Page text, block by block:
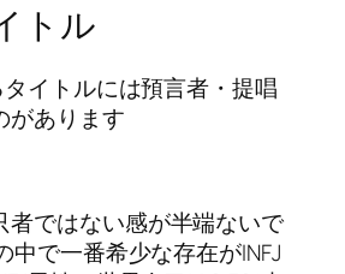
トル
タイトルには預言者・提唱
があります
者ではない感が半端ないで
中で一番希少な存在がINFJ